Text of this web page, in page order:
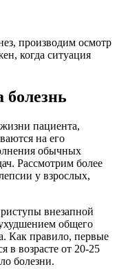
производим осмотр
когда ситуация
болезнь
пациента,
на его
обычных
Рассмотрим более
у взрослых,
внезапной
общего
Как правило, первые
в возрасте от 20-25
болезни.